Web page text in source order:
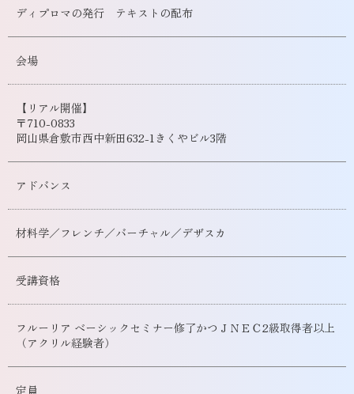
ディプロマの発行 テキストの配布
会場
【リアル開催】
〒710-0833
岡山県倉敷市西中新田632-1きくやビル3階
アドバンス
材料学／フレンチ／バーチャル／デザスカ
受講資格
フルーリア ベーシックセミナー修了かつＪＮＥＣ2級取得者以上
（アクリル経験者）
定員